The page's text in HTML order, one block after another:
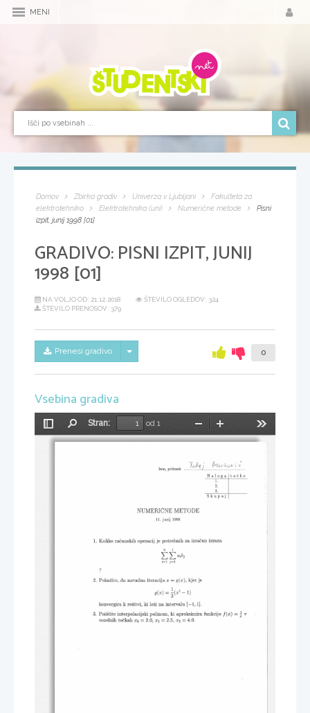
MENI
Domov Zbirka gradiv Univerza v Ljubljani
Fakulteta za
elektrotehniko
Elektrotehnika (uni) Numerične metode
Pisni
izpit, junij 1998 [01]
GRADIVO:PISNI IZPIT, JUNIJ
1998 [01]
NA VOLJO OD: 21.12.2018
ŠTEVILO OGLEDOV: 324
ŠTEVILO PRENOSOV: 379
Prenesi gradivo Skrij/prikaži meni 0
Vsebina gradiva
Preklopi
stransko
Stran:
od 1
Pomanjšaj